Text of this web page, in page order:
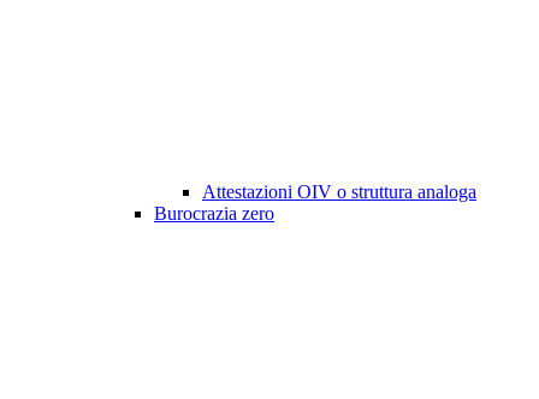
Attestazioni OIV o struttura analoga
Burocrazia zero